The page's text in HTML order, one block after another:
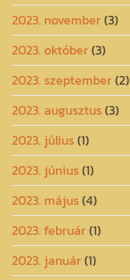
2023. november(3)
2023. október(3)
2023. szeptember(2)
2023. augusztus(3)
2023. július(1)
2023. június(1)
2023. május(4)
2023. február(1)
2023. január(1)